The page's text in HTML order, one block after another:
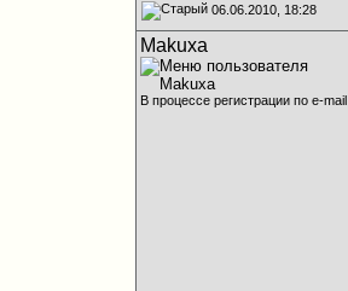
06.06.2010, 18:28
Makuxa
В процессе регистрации по e-mail